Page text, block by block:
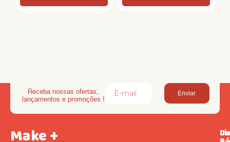
Receba nossas ofertas,
lançamentos e promoções !
Enviar
Make +